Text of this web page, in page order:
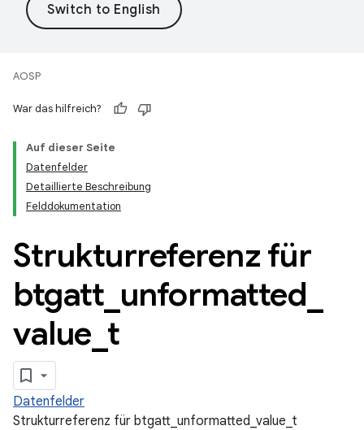
AOSP
War das hilfreich?
Auf dieser Seite
Datenfelder
Detaillierte Beschreibung
Felddokumentation
Strukturreferenz für
btgatt unformatted
value t
Datenfelder
Strukturreferenz für btgatt_unformatted_value_t